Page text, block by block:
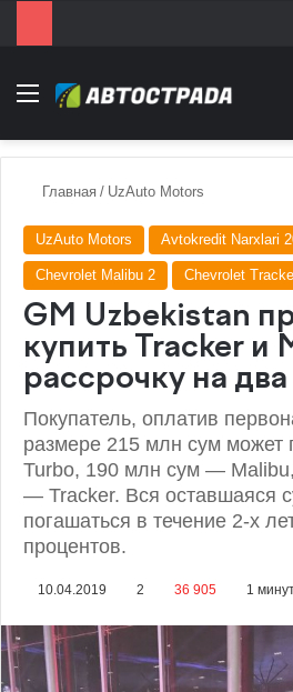
Menu
Главная / UzAuto Motors
UzAuto Motors Avtokredit Narxlari
Chevrolet Malibu 2 Chevrolet
GM Uzbekistan
купить Tracker и
рассрочку на два
Покупатель, оплатив
размере 215 млн сум может
Turbo, 190 млн сум —
— Tracker. Вся оставшаяся
погашаться в течение 2-х
процентов.
10.04.2019 2 36 905 1